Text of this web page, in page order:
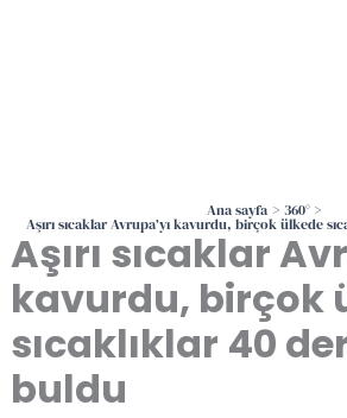
Ana sayfa 360°
Aşırı sıcaklar Avrupa’yı kavurdu, birçok ülkede
Aşırı sıcaklar
kavurdu, birçok
sıcaklıklar 40
buldu